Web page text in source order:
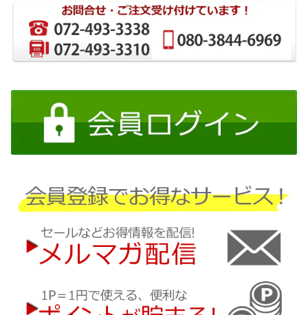
スズキ
ダイハツ
三菱
日産
スバル